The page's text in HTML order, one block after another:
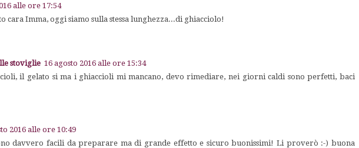
alle ore 17:54
cara Imma, oggi siamo sulla stessa lunghezza...di ghiacciolo!
stoviglie 16 agosto 2016 alle ore 15:34
il gelato si ma i ghiaccioli mi mancano, devo rimediare, nei giorni caldi sono perfetti, baci
2016 alle ore 10:49
davvero facili da preparare ma di grande effetto e sicuro buonissimi! Li proverò :-) buona